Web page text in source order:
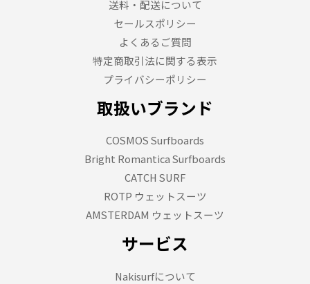
送料・配送について
セールスポリシー
よくあるご質問
特定商取引法に関する表示
プライバシーポリシー
取扱いブランド
COSMOS Surfboards
Bright Romantica Surfboards
CATCH SURF
ROTP ウェットスーツ
AMSTERDAM ウェットスーツ
サービス
Nakisurfについて